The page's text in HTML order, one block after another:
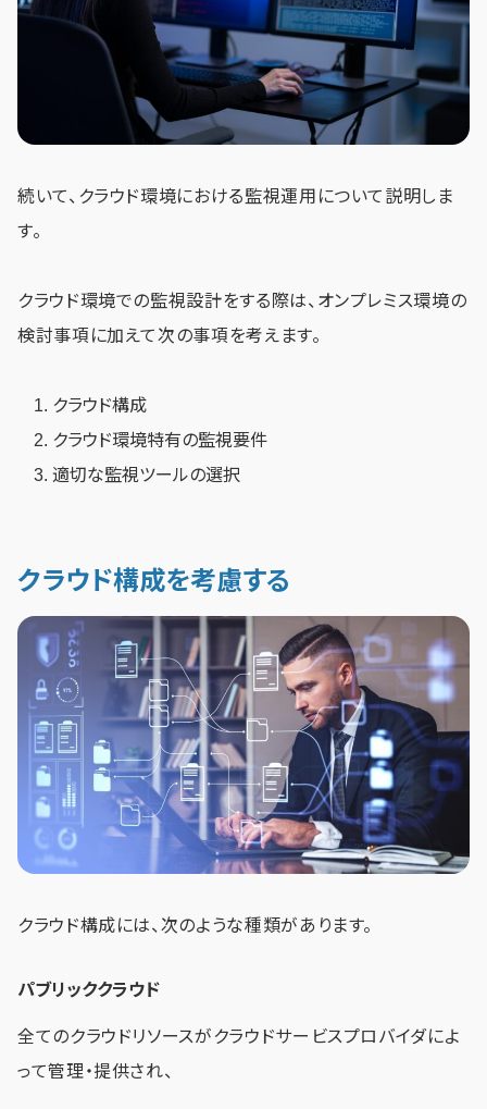
続いて、クラウド環境における監視運用について説明しま
す。
クラウド環境での監視設計をする際は、オンプレミス環境の
検討事項に加えて次の事項を考えます。
クラウド構成
クラウド環境特有の監視要件
適切な監視ツールの選択
クラウド構成を考慮する
クラウド構成には、次のような種類があります。
パブリッククラウド
全てのクラウドリソースがクラウドサービスプロバイダによ
って管理・提供され、